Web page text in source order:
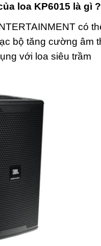
loa KP6015 là gì ?
có
bộ tăng cường âm
với loa siêu trầm